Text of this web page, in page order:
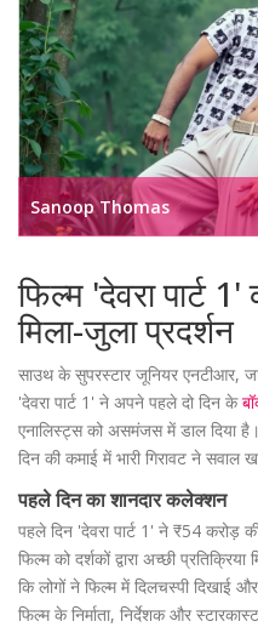
Sanoop Thomas
फिल्म 'देवरा पार्ट
मिला-जुला प्रदर्शन
साउथ के सुपरस्टार जूनियर एनटीआर,
'देवरा पार्ट 1' ने अपने पहले दो दिन के
एनालिस्ट्स को असमंजस में डाल दिया
दिन की कमाई में भारी गिरावट ने सवाल
पहले दिन का शानदार कलेक्शन
पहले दिन 'देवरा पार्ट 1' ने ₹54
फिल्म को दर्शकों द्वारा अच्छी
कि लोगों ने फिल्म में दिलचस्पी दिखाई
फिल्म के निर्माता, निर्देशक और